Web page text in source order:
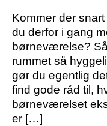
Kommer der
du derfor i gang
børneværelse?
rummet så
gør du egentlig
find gode råd til,
børneværelset
er […]